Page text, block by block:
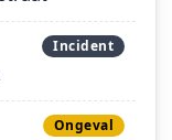
Incident
Ongeval